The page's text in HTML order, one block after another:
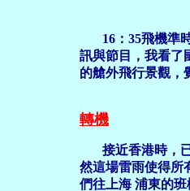
16：35飛機準
訊與節目，我看了
的艙外飛行景觀，
轉機
接近香港時，
然這場雷雨使得所
們往上海 浦東的